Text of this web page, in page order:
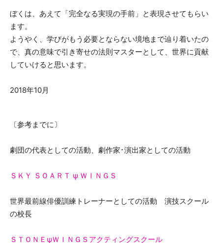
ぼくは、あえて「完全なる実現の手前」と表現させてもらい
ます。
ようやく、学びがもう必要とならない境地まで辿り着いたの
で、真の意味で引き寄せの法則マスターとして、世界に貢献
していけると思います。
2018年10月
〔参考までに〕
劇団の代表としての活動、劇作家･演出家としての活動
ＳＫＹ ＳＯＡＲＴ ψ ＷＩＮＧＳ
世界最前線俳優訓練トレーナーとしての活動 演技スクール
の校長
ＳＴＯＮＥψＷＩＮＧＳアクティングスクール